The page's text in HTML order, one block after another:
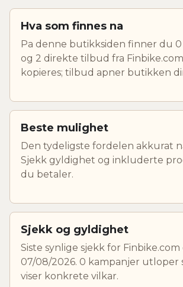
Hva som finnes na
Pa denne butikksiden finner du
og 2 direkte tilbud fra
kopieres; tilbud apner butikken
Beste mulighet
Den tydeligste fordelen akkurat
Sjekk gyldighet og inkluderte
du betaler.
Sjekk og gyldighet
Siste synlige sjekk for Finbike.com
07/08/2026. 0 kampanjer utloper
viser konkrete vilkar.